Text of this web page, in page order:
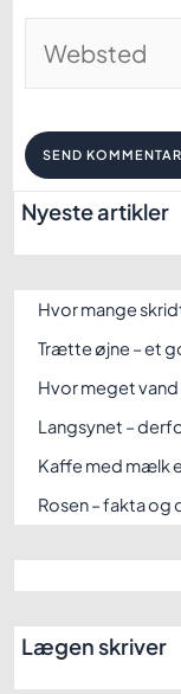
Nyeste artikler
Hvor mange
Trætte øjne – et
Hvor meget vand
Langsynet –
Kaffe med mælk
Rosen – fakta og
Lægen skriver